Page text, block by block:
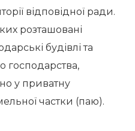
відповідної ради.
розташовані
будівлі та
господарства,
у приватну
частки (паю).